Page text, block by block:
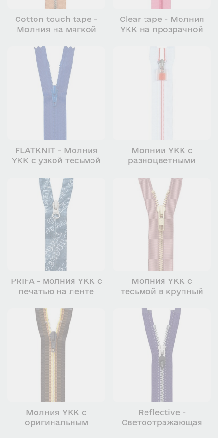
Cotton touch tape -
Молния на мягкой
Clear tape - Молния
YKK на прозрачной
FLATKNIT - Молния
YKK с узкой тесьмой
Молнии YKK с
разноцветными
PRIFA - молния YKK с
печатью на ленте
Молния YKK с
тесьмой в крупный
Молния YKK с
оригинальным
Reflective -
Светоотражающая